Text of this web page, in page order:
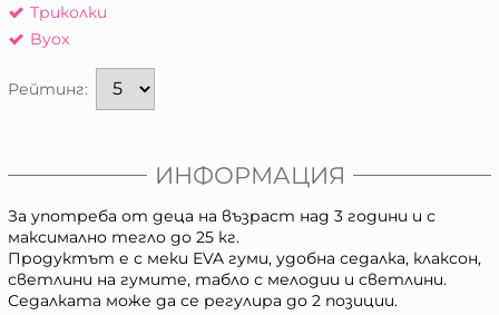
Триколки
Byox
Рейтинг:
ИНФОРМАЦИЯ
За употреба от деца на възраст над 3 години и с
максимално тегло до 25 кг.
Продуктът е с меки EVA гуми, удобна седалка, клаксон,
светлини на гумите, табло с мелодии и светлини.
Седалката може да се регулира до 2 позиции.